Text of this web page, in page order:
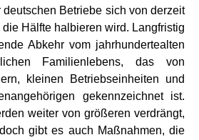
Betriebe sich von derzeit
Hälfte halbieren wird. Langfristig
Abkehr vom jahrhundertealten
Familienlebens, das von
kleinen Betriebseinheiten und
gekennzeichnet ist.
weiter von größeren verdrängt,
gibt es auch Maßnahmen, die